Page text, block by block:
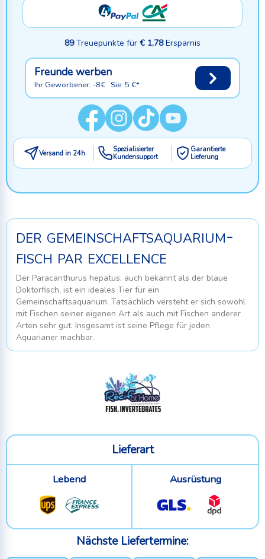
89Treuepunkte für € 1,78Ersparnis
Freunde werben
Ihr Geworbener: -8€ Sie: 5 €*
Versand in 24h
Spezialisierter
Kundensupport
Garantierte
Lieferung
der gemeinschaftsaquarium-
fisch par excellence
Der Paracanthurus hepatus, auch bekannt als der blaue
Doktorfisch, ist ein ideales Tier für ein
Gemeinschaftsaquarium. Tatsächlich versteht er sich sowohl
mit Fischen seiner eigenen Art als auch mit Fischen anderer
Arten sehr gut. Insgesamt ist seine Pflege für jeden
Aquarianer machbar.
Lieferart
Lebend Ausrüstung
Nächste Liefertermine: